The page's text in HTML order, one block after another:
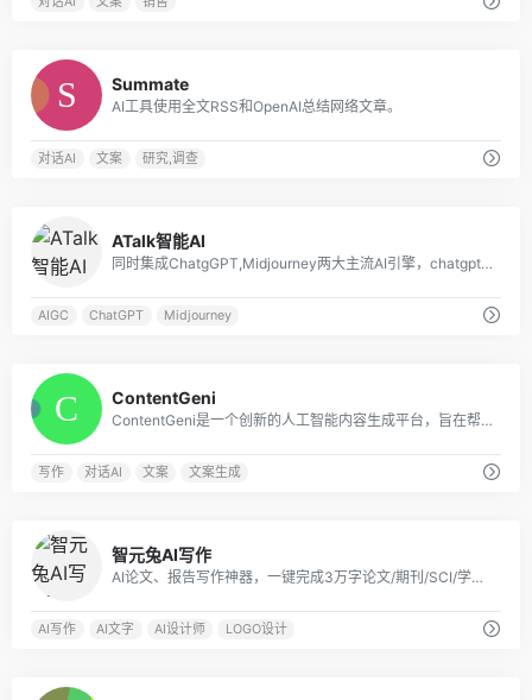
Summate
AI工具使用全文RSS和OpenAI总结网络文章。
对话AI 文案 研究,调查
ATalk智能AI
同时集成ChatgGPT,Midjourney两大主流AI引擎，chatgpt响应速度极快，支持数据分析，Echarts图表展示，mijdourney调用官方接口，实时展示绘图效果
AIGC ChatGPT Midjourney
ContentGeni
ContentGeni是一个创新的人工智能内容生成平台，旨在帮助企业大规模创建高质量的内容。
写作 对话AI 文案 文案生成
智元兔AI写作
AI论文、报告写作神器，一键完成3万字论文/期刊/SCI/学术报告
AI写作 AI文字 AI设计师 LOGO设计